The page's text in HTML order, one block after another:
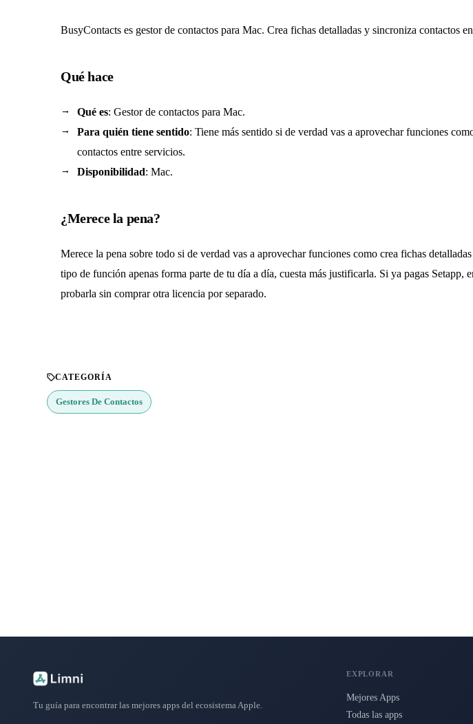
BusyContacts es gestor de contactos para Mac. Crea fichas detalladas y sincroniza contactos
Qué hace
Qué es: Gestor de contactos para Mac.
Para quién tiene sentido: Tiene más sentido si de verdad vas a aprovechar funciones
contactos entre servicios.
Disponibilidad: Mac.
¿Merece la pena?
Merece la pena sobre todo si de verdad vas a aprovechar funciones como crea fichas
tipo de función apenas forma parte de tu día a día, cuesta más justificarla. Si ya pagas Setapp,
probarla sin comprar otra licencia por separado.
CATEGORÍA
Gestores De Contactos
Tu guía para encontrar las mejores apps del ecosistema Apple.
EXPLORAR
Mejores Apps
Todas las apps